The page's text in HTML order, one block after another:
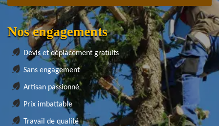
Nos engagements
Devis et déplacement gratuits
Sans engagement
Artisan passionné
Prix imbattable
Travail de qualité